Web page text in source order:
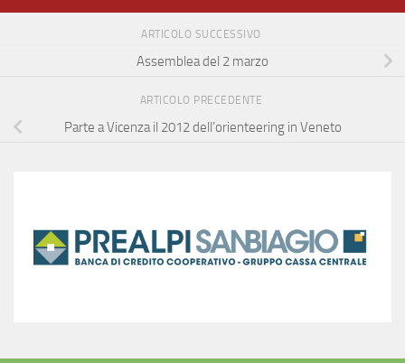
ARTICOLO SUCCESSIVO
Assemblea del 2 marzo
ARTICOLO PRECEDENTE
Parte a Vicenza il 2012 dell’orienteering in Veneto